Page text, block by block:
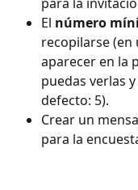
El número
recopilarse (en
aparecer en la
puedas verlas
defecto: 5).
Crear un
para la